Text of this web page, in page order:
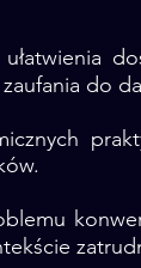
do